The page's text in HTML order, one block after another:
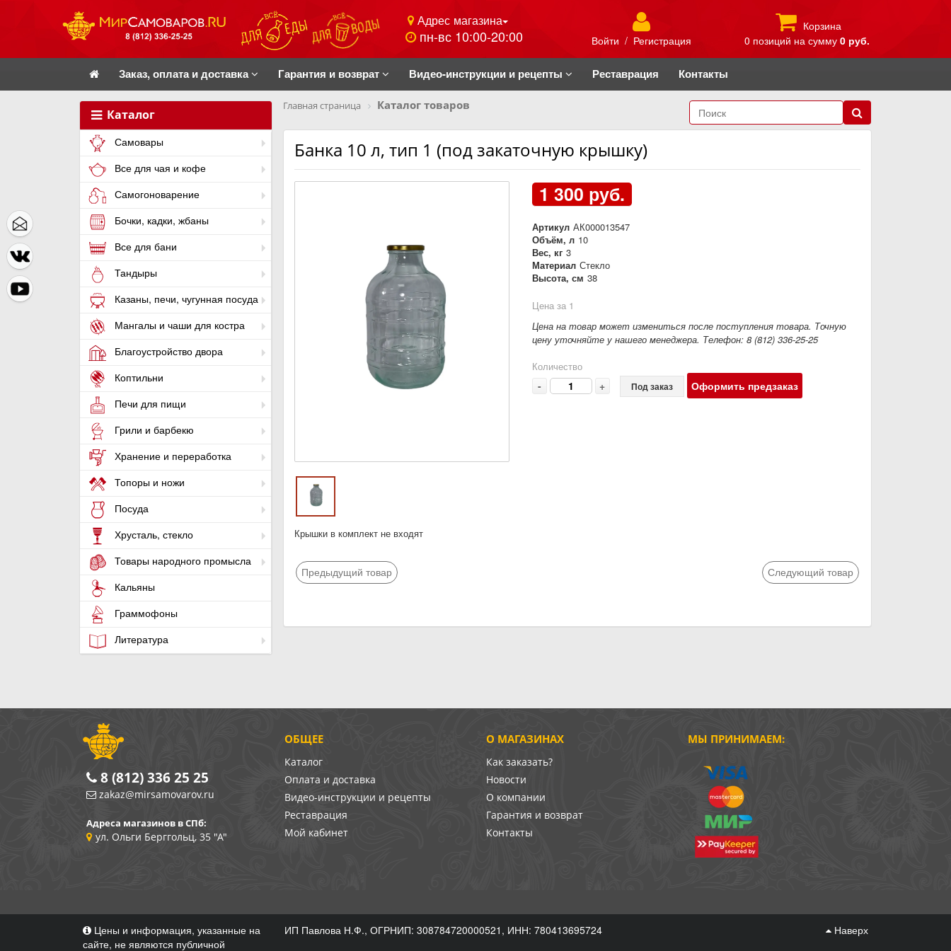
Адрес магазина
пн-вс 10:00-20:00 Войти / Регистрация
Корзина
0 позиций на сумму 0 руб.
Заказ, оплата и доставка Гарантия и возврат Видео-инструкции и рецепты Реставрация Контакты
Каталог
Самовары
Все для чая и кофе
Самогоноварение
Бочки, кадки, жбаны
Все для бани
Тандыры
Казаны, печи, чугунная посуда
Мангалы и чаши для костра
Благоустройство двора
Коптильни
Печи для пищи
Грили и барбекю
Хранение и переработка
Топоры и ножи
Посуда
Хрусталь, стекло
Товары народного промысла
Кальяны
Граммофоны
Литература
Главная страница Каталог товаров
Банка 10 л, тип 1 (под закаточную крышку)
1 300 руб.
Артикул АК000013547
Объём, л 10
Вес, кг 3
Материал Стекло
Высота, см 38
Цена за 1
Цена на товар может измениться после поступления товара. Точную
цену уточняйте у нашего менеджера. Телефон: 8 (812) 336-25-25
Количество
- + Под заказ Оформить предзаказ
Крышки в комплект не входят
Предыдущий товар Следующий товар
О МАГАЗИНАХ
Как заказать?
Новости
О компании
Гарантия и возврат
Контакты
ОБЩЕЕ
Каталог
Оплата и доставка
Видео-инструкции и рецепты
Реставрация
Мой кабинет
МЫ ПРИНИМАЕМ:
8 (812) 336 25 25
zakaz@mirsamovarov.ru
Адреса магазинов в СПб:
ул. Ольги Берггольц, 35 "А"
Цены и информация, указанные на
сайте, не являются публичной
ИП Павлова Н.Ф., ОГРНИП: 308784720000521, ИНН: 780413695724 Наверх